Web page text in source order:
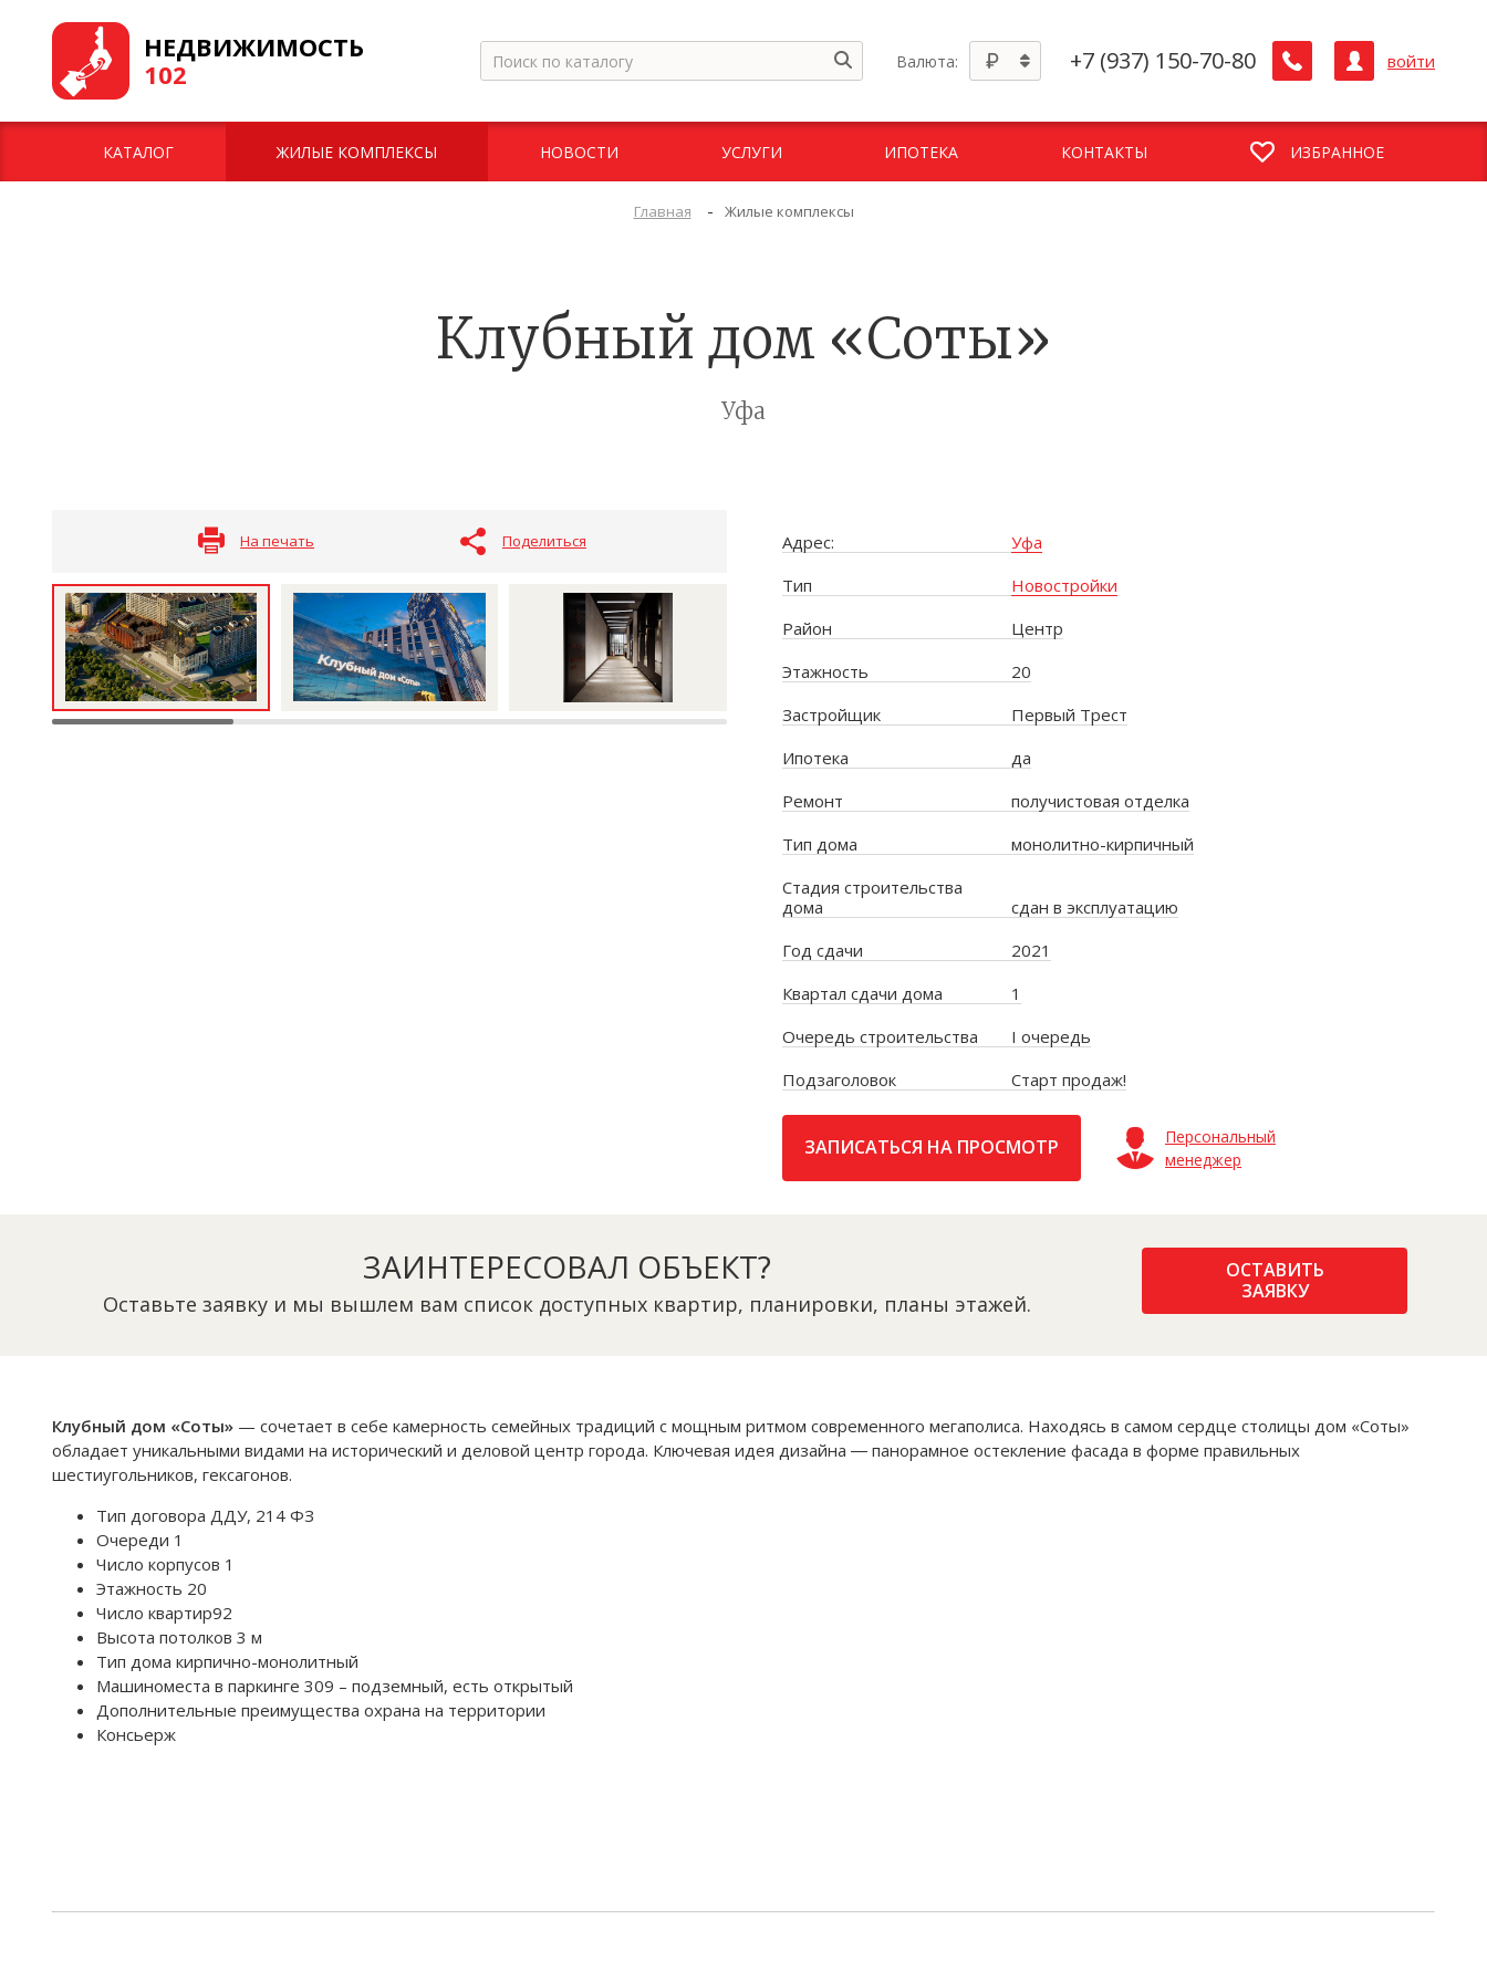
НЕДВИЖИМОСТЬ
102
Валюта: +7 (937) 150-70-80 войти
КАТАЛОГ ЖИЛЫЕ КОМПЛЕКСЫ НОВОСТИ УСЛУГИ ИПОТЕКА КОНТАКТЫ ИЗБРАННОЕ
Главная - Жилые комплексы
Клубный дом «Соты»
Уфа
На печать Поделиться Адрес:
Уфа
Тип
Новостройки
Район
Центр
Этажность
20
Застройщик
Первый Трест
Ипотека
да
Ремонт
получистовая отделка
Тип дома
монолитно-кирпичный
Стадия строительства
дома
сдан в эксплуатацию
Год сдачи
2021
Квартал сдачи дома
1
Очередь строительства
I очередь
Подзаголовок
Старт продаж!
ЗАПИСАТЬСЯ НА ПРОСМОТР
Персональный
менеджер
ЗАИНТЕРЕСОВАЛ ОБЪЕКТ?
Оставьте заявку и мы вышлем вам список доступных квартир, планировки, планы этажей.
ОСТАВИТЬ
ЗАЯВКУ
Клубный дом «Соты» — сочетает в себе камерность семейных традиций с мощным ритмом современного мегаполиса. Находясь в самом сердце столицы дом «Соты»
обладает уникальными видами на исторический и деловой центр города. Ключевая идея дизайна ― панорамное остекление фасада в форме правильных
шестиугольников, гексагонов.
Тип договора ДДУ, 214 ФЗ
Очереди 1
Число корпусов 1
Этажность 20
Число квартир92
Высота потолков 3 м
Тип дома кирпично-монолитный
Машиноместа в паркинге 309 – подземный, есть открытый
Дополнительные преимущества охрана на территории
Консьерж